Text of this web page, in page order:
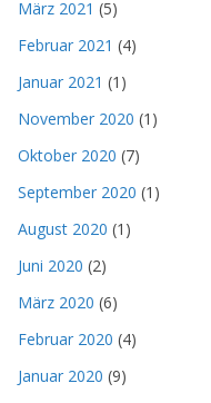
März 2021 (5)
Februar 2021 (4)
Januar 2021 (1)
November 2020 (1)
Oktober 2020 (7)
September 2020 (1)
August 2020 (1)
Juni 2020 (2)
März 2020 (6)
Februar 2020 (4)
Januar 2020 (9)